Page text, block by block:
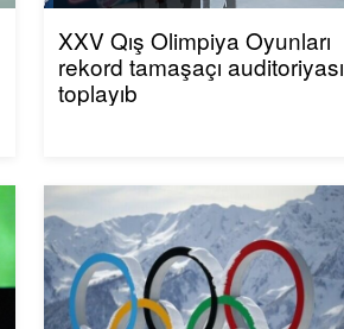
XXV Qış Olimpiya Oyunları
rekord tamaşaçı auditoriyası
toplayıb